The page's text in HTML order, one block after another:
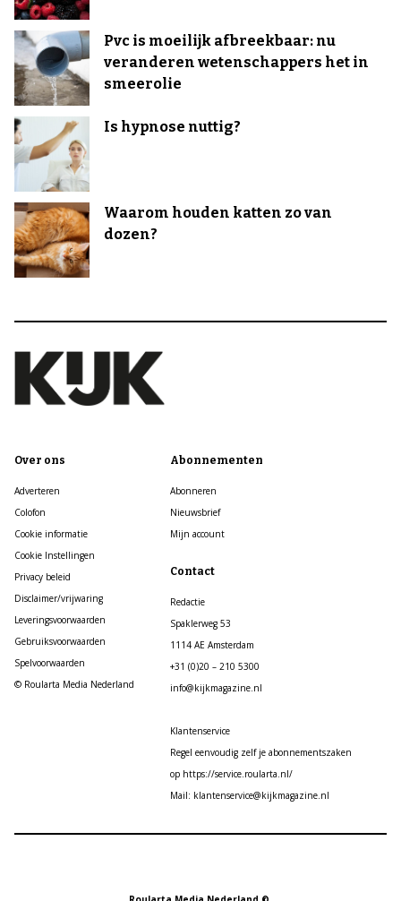
Pvc is moeilijk afbreekbaar: nu
veranderen wetenschappers het in
smeerolie
Is hypnose nuttig?
Waarom houden katten zo van
dozen?
Over ons
Adverteren
Colofon
Cookie informatie
Cookie Instellingen
Privacy beleid
Disclaimer/vrijwaring
Leveringsvoorwaarden
Gebruiksvoorwaarden
Spelvoorwaarden
© Roularta Media Nederland
Abonnementen
Abonneren
Nieuwsbrief
Mijn account
Contact
Redactie
Spaklerweg 53
1114 AE Amsterdam
+31 (0)20 – 210 5300
info@kijkmagazine.nl
Klantenservice
Regel eenvoudig zelf je abonnementszaken
op https://service.roularta.nl/
Mail: klantenservice@kijkmagazine.nl